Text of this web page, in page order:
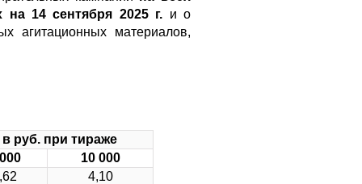
14 сентября 2025 г. и о
агитационных материалов,
в руб. при тираже
10 000
4,10